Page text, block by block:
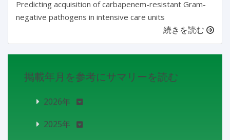
Predicting acquisition of carbapenem-resistant Gram-
negative pathogens in intensive care units
続きを読む
掲載年月を参考にサマリーを読む
2026年
2025年